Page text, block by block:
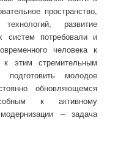
пространство,
развитие
систем потребовали и
человека к
этим стремительным
подготовить молодое
обновляющемся
к активному
– задача